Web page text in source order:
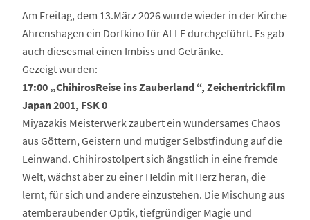
Am Freitag, dem 13.März 2026 wurde wieder in der Kirche
Ahrenshagen ein Dorfkino für ALLE durchgeführt. Es gab
auch diesesmal einen Imbiss und Getränke.
Gezeigt wurden:
17:00 „ChihirosReise ins Zauberland “, Zeichentrickfilm
Japan 2001, FSK 0
Miyazakis Meisterwerk zaubert ein wundersames Chaos
aus Göttern, Geistern und mutiger Selbstfindung auf die
Leinwand. Chihirostolpert sich ängstlich in eine fremde
Welt, wächst aber zu einer Heldin mit Herz heran, die
lernt, für sich und andere einzustehen. Die Mischung aus
atemberaubender Optik, tiefgründiger Magie und